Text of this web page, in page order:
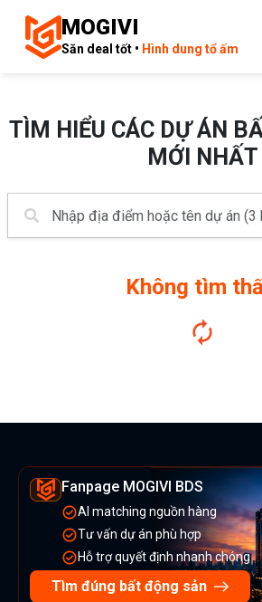
MOGIVI
Săn deal tốt • Hình dung tổ ấm
TÌM HIỂU CÁC DỰ ÁN
MỚI NHẤT
Không tìm
Fanpage MOGIVI BDS
AI matching nguồn hàng
Tư vấn dự án phù hợp
Hỗ trợ quyết định nhanh chóng
Tìm đúng bất động sản